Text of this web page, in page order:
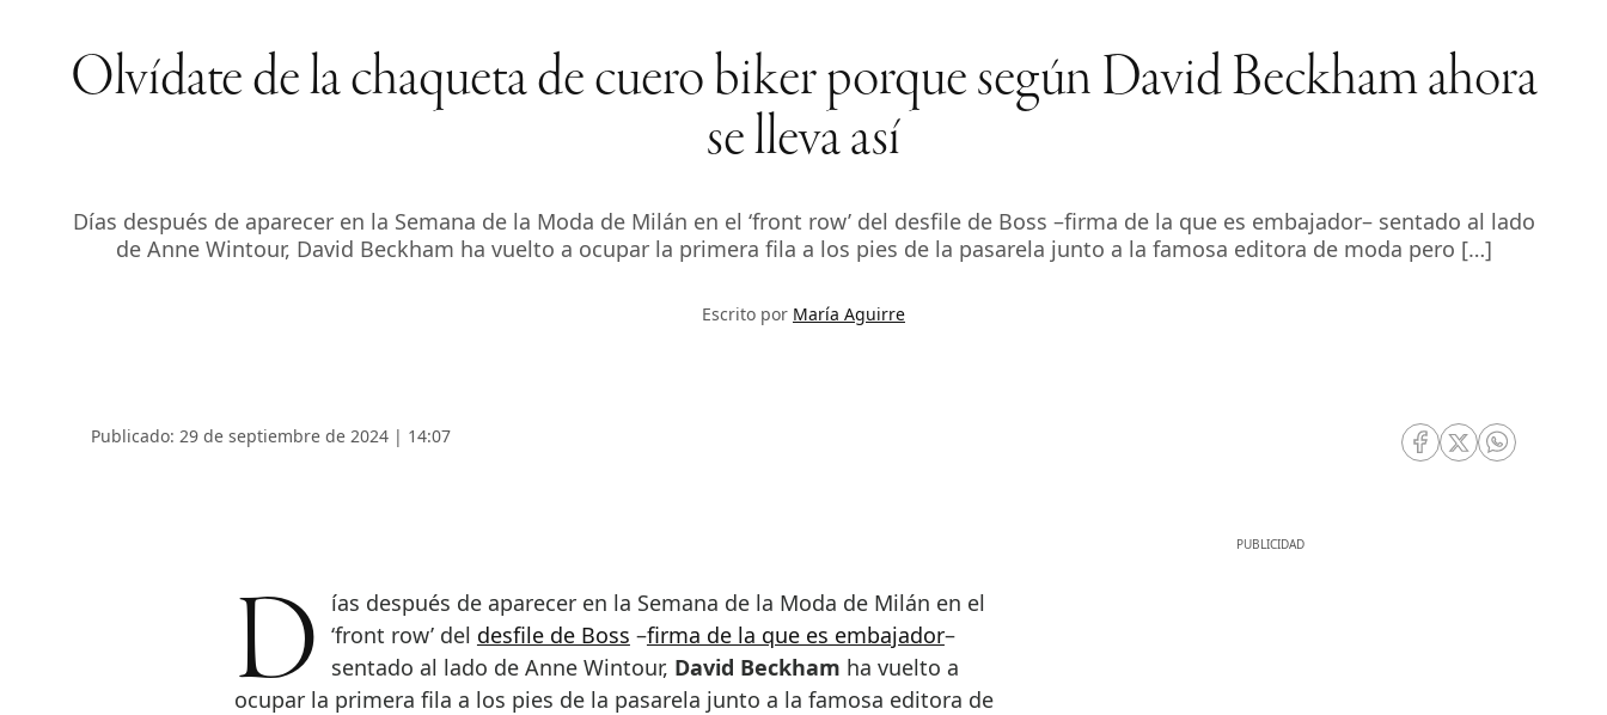
Olvídate de la chaqueta de cuero biker porque según David Beckham ahora
se lleva así
Días después de aparecer en la Semana de la Moda de Milán en el ‘front row’ del desfile de Boss –firma de la que es embajador– sentado al lado
de Anne Wintour, David Beckham ha vuelto a ocupar la primera fila a los pies de la pasarela junto a la famosa editora de moda pero […]
Escrito por María Aguirre
Publicado: 29 de septiembre de 2024 | 14:07
RRSS Facebook
RRSS Twitter
RRSS
Días después de aparecer en la Semana de la Moda de Milán en el ‘front row’ del desfile de Boss –firma de la que es embajador–
sentado al lado de Anne Wintour, David Beckham ha vuelto a
ocupar la primera fila a los pies de la pasarela junto a la famosa editora de